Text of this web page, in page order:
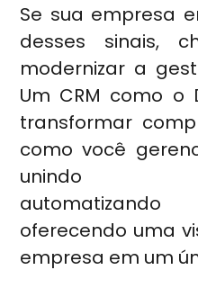
Se sua empresa
desses sinais,
modernizar a
Um CRM como o
transformar
como você
unindo
oferecendo uma
empresa em um